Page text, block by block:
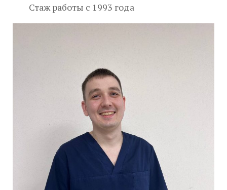
Стаж работы с 1993 года